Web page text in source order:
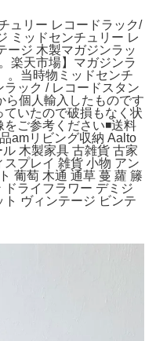
ュリー レコードラック/
ミッドセンチュリー レ
ージ 木製マガジンラッ
楽天市場】マガジンラ
。当時物ミッドセンチ
ック / レコードスタン
ら個人輸入したものです
いたので破損もなく状
ご参考ください◾️送料
amリビング収納 Aalto
木製家具 古雑貨 古家
プレイ 雑貨 小物 アン
葡萄 木通 通草 蔓 蘿 籐
ライフラワー デミジ
ト ヴィンテージ ビンテ